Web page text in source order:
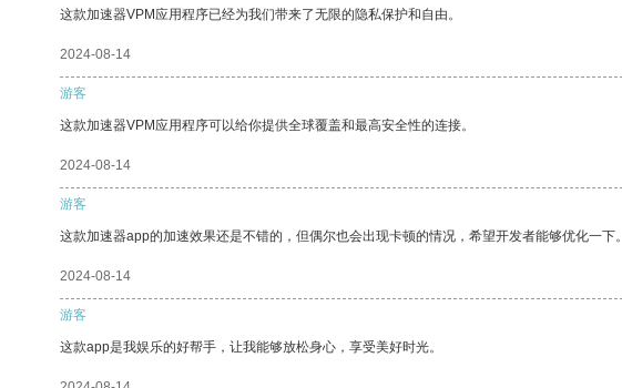
这款加速器VPM应用程序已经为我们带来了无限的隐私保护和自由。
2024-08-14
游客
这款加速器VPM应用程序可以给你提供全球覆盖和最高安全性的连接。
2024-08-14
游客
这款加速器app的加速效果还是不错的，但偶尔也会出现卡顿的情况，希望开发者能够优化一下。
2024-08-14
游客
这款app是我娱乐的好帮手，让我能够放松身心，享受美好时光。